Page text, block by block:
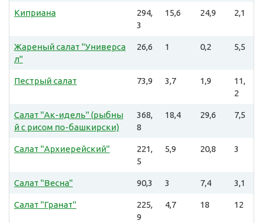
Киприана
294,
3
15,6 24,9 2,1
Жареный салат "Универса
л"
26,6 1 0,2 5,5
Пестрый салат 73,9 3,7 1,9
11,
2
Салат "Ак-идель" (рыбны
й с рисом по-башкирски)
368,
8
18,4 29,6 7,5
Салат "Архиерейский"
221,
5
5,9 20,8 3
Салат "Весна" 90,3 3 7,4 3,1
Салат "Гранат"
225,
9
4,7 18 12